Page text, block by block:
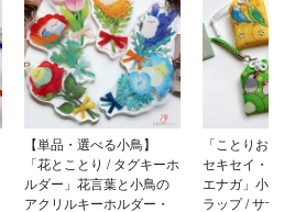
【単品・選べる小鳥】
「花とことり / タグキーホ
ルダー」花言葉と小鳥の
アクリルキーホルダー・
「ことりおま
セキセイ・オ
エナガ」小鳥
ラップ / サザ